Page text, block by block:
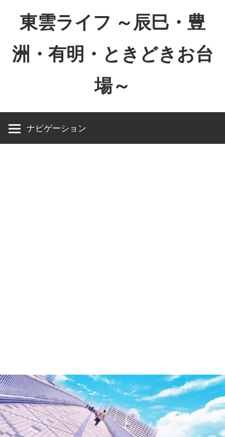
東雲ライフ ～辰巳・豊
洲・有明・ときどきお台
場～
ラ
～
ナビゲーション